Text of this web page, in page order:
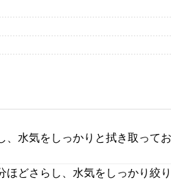
水気をしっかりと拭き取って
どさらし、水気をしっかり絞